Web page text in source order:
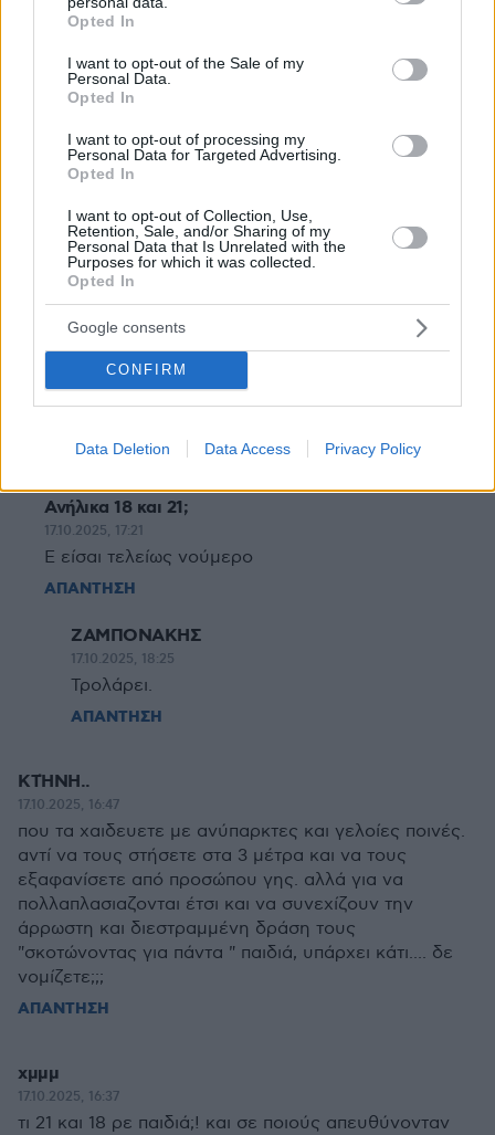
grant or deny consent to Google and its third-party tags to
use your data for below specified purposes in below Google
consent section.
Opted In
I want to opt-out of the Sale of my
Personal Data.
Opted In
I want to opt-out of processing my
Personal Data for Targeted Advertising.
Opted In
I want to opt-out of Collection, Use,
Retention, Sale, and/or Sharing of my
Personal Data that Is Unrelated with the
Purposes for which it was collected.
Opted In
Google consents
CONFIRM
Data Deletion Data Access Privacy Policy
Κατερίνα Δ.
17.10.2025, 17:06
Aπαπα γιατί να τους εκδώσετε στις ΗΠΑ; Εδώ να
δικαστούν ως ανήλικα με ελαφρυντικά εφηβικής και
μετά εφηβικής ηλικίας και να τσιμπήσουν 6 μήνες,
εννοείται με αναστολή ;)
ΑΠΑΝΤΗΣΗ
Απορια
17.10.2025, 17:25
Να τους εκτελέσουμε;
17.10.2025, 17:37
Μη μας βάζεις ιδέες
ΑΠΑΝΤΗΣΗ
Ανήλικα 18 και 21;
17.10.2025, 17:21
Ε είσαι τελείως νούμερο
ΑΠΑΝΤΗΣΗ
ΖΑΜΠΟΝΑΚΗΣ
17.10.2025, 18:25
Τρολάρει.
ΑΠΑΝΤΗΣΗ
ΚΤΉΝΗ..
17.10.2025, 16:47
που τα χαιδευετε με ανύπαρκτες και γελοίες ποινές.
αντί να τους στήσετε στα 3 μέτρα και να τους
εξαφανίσετε από προσώπου γης. αλλά για να
πολλαπλασιαζονται έτσι και να συνεχίζουν την
άρρωστη και διεστραμμένη δράση τους
"σκοτώνοντας για πάντα " παιδιά, υπάρχει κάτι.... δε
νομίζετε;;;
ΑΠΑΝΤΗΣΗ
χμμμ
17.10.2025, 16:37
τι 21 και 18 ρε παιδιά;! και σε ποιούς απευθύνονταν